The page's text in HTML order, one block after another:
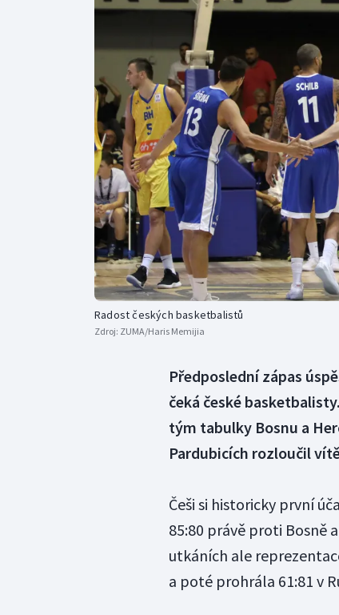
Curling
Florbal
Futsal
Golf
Gymnastika
Radost českých basketbalistů
Zdroj: ZUMA/Haris Memijia
Předposlední zápas
čeká české
tým tabulky Bosnu a
Pardubicích rozloučil
Češi si historicky první
85:80 právě proti Bosně
utkáních ale
a poté prohrála 61:81 v